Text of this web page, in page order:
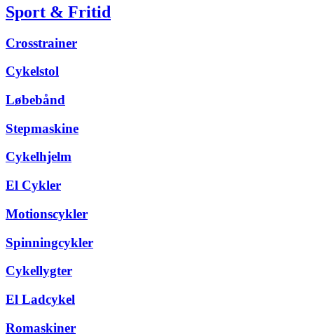
Sport & Fritid
Crosstrainer
Cykelstol
Løbebånd
Stepmaskine
Cykelhjelm
El Cykler
Motionscykler
Spinningcykler
Cykellygter
El Ladcykel
Romaskiner